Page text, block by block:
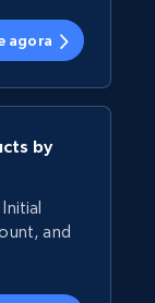
agora
by
and